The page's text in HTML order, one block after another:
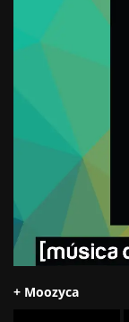
+ Moozyca